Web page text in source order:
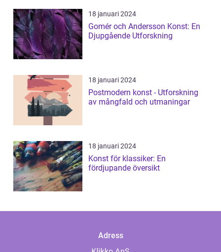
18 januari 2024
Gomér och Andersson Konst: En
Djupgående Utforskning
18 januari 2024
Postmodern konst - Utforskning
av mångfald och utmaningar
18 januari 2024
Konst för klassiker: En
fördjupande översikt
Adress